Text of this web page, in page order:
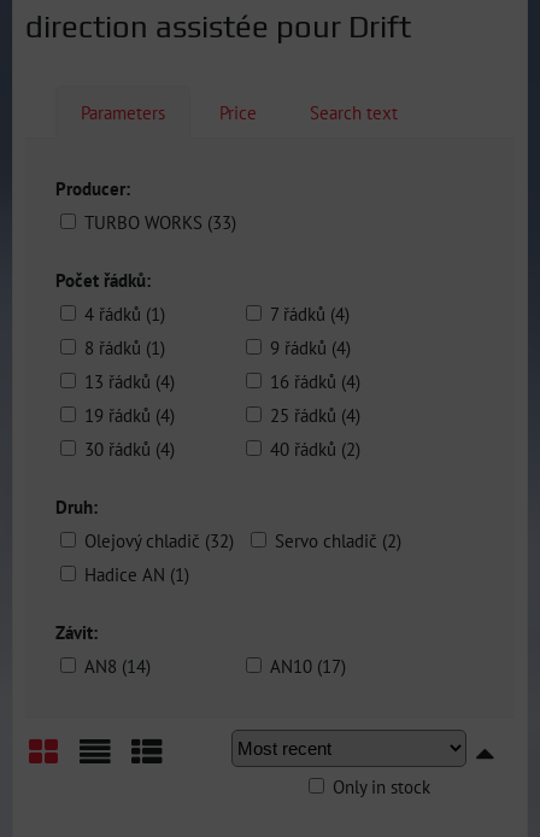
direction assistée pour Drift
Parameters Price Search text
Producer:
TURBO WORKS (33)
Počet řádků:
4 řádků (1)
7 řádků (4)
8 řádků (1)
9 řádků (4)
13 řádků (4)
16 řádků (4)
19 řádků (4)
25 řádků (4)
30 řádků (4)
40 řádků (2)
Druh:
Olejový chladič (32)
Servo chladič (2)
Hadice AN (1)
Závit:
AN8 (14)
AN10 (17)
Only in stock